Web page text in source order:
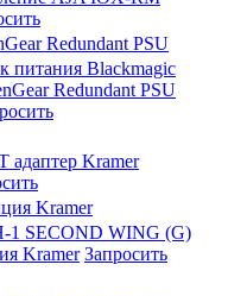
Redundant PSU
питания Blackmagic
Redundant PSU
адаптер Kramer
Kramer
1 SECOND WING (G)
Kramer Запросить